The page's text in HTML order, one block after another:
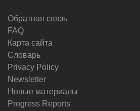
Обратная связь
FAQ
Карта сайта
Словарь
Privacy Policy
Newsletter
Новые материалы
Progress Reports